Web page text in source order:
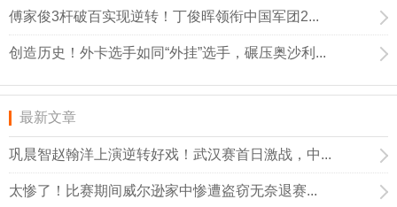
傅家俊3杆破百实现逆转！丁俊晖领衔中国军团2...
创造历史！外卡选手如同“外挂”选手，碾压奥沙利...
最新文章
巩晨智赵翰洋上演逆转好戏！武汉赛首日激战，中...
太惨了！比赛期间威尔逊家中惨遭盗窃无奈退赛...